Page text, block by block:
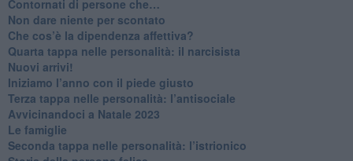
Contornati di persone che…
Non dare niente per scontato
Che cos’è la dipendenza affettiva?
Quarta tappa nelle personalità: il narcisista
​Nuovi arrivi!
​Iniziamo l’anno con il piede giusto
​Terza tappa nelle personalità: l’antisociale
​Avvicinandoci a Natale 2023
Le famiglie
Seconda tappa nelle personalità: l’istrionico